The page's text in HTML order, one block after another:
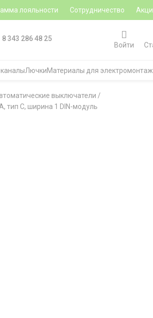
лояльности Сотрудничество
8 343 286 48 25
Войти
ЛючкиМатериалы для
выключатели /
тип C, ширина 1 DIN-модуль